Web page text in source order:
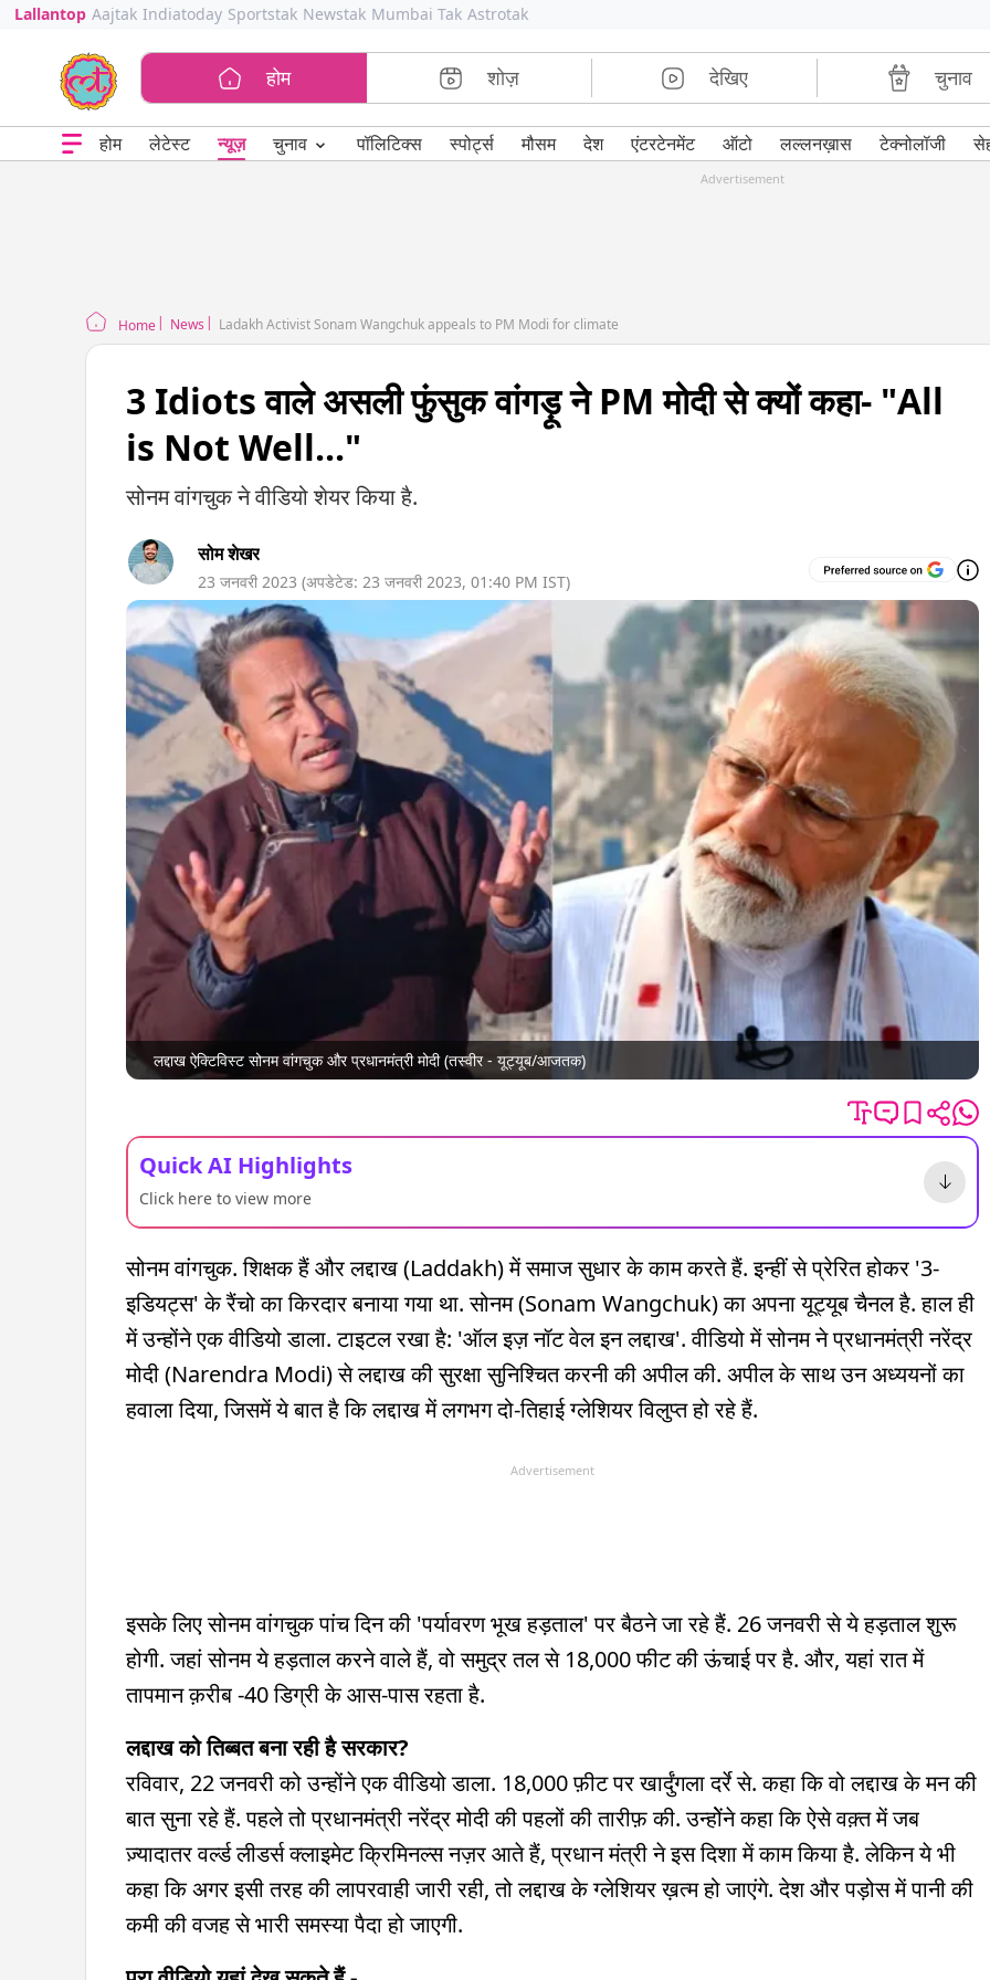
Lallantop Aajtak Indiatoday Sportstak Newstak Mumbai Tak Astrotak
होम शोज़ देखिए चुनाव
होम लेटेस्ट न्यूज़ चुनाव ⌄ पॉलिटिक्स स्पोर्ट्स मौसम देश एंटरटेनमेंट ऑटो लल्लनख़ास टेक्नोलॉजी
Advertisement
Home News Ladakh Activist Sonam Wangchuk appeals to PM Modi for climate
3 Idiots वाले असली फुंसुक वांगड़ू ने PM मोदी से क्यों कहा- "All
is Not Well..."
सोनम वांगचुक ने वीडियो शेयर किया है.
सोम शेखर
23 जनवरी 2023 (अपडेटेड: 23 जनवरी 2023, 01:40 PM IST)
लद्दाख ऐक्टिविस्ट सोनम वांगचुक और प्रधानमंत्री मोदी (तस्वीर - यूट्यूब/आजतक)
Quick AI Highlights
Click here to view more
सोनम वांगचुक. शिक्षक हैं और लद्दाख (Laddakh) में समाज सुधार के काम करते हैं. इन्हीं से प्रेरित होकर '3-
इडियट्स' के रैंचो का किरदार बनाया गया था. सोनम (Sonam Wangchuk) का अपना यूट्यूब चैनल है. हाल ही
में उन्होंने एक वीडियो डाला. टाइटल रखा है: 'ऑल इज़ नॉट वेल इन लद्दाख'. वीडियो में सोनम ने प्रधानमंत्री नरेंद्र
मोदी (Narendra Modi) से लद्दाख की सुरक्षा सुनिश्चित करनी की अपील की. अपील के साथ उन अध्ययनों का
हवाला दिया, जिसमें ये बात है कि लद्दाख में लगभग दो-तिहाई ग्लेशियर विलुप्त हो रहे हैं.
Advertisement
इसके लिए सोनम वांगचुक पांच दिन की 'पर्यावरण भूख हड़ताल' पर बैठने जा रहे हैं. 26 जनवरी से ये हड़ताल शुरू
होगी. जहां सोनम ये हड़ताल करने वाले हैं, वो समुद्र तल से 18,000 फीट की ऊंचाई पर है. और, यहां रात में
तापमान क़रीब -40 डिग्री के आस-पास रहता है.
लद्दाख को तिब्बत बना रही है सरकार?
रविवार, 22 जनवरी को उन्होंने एक वीडियो डाला. 18,000 फ़ीट पर खार्दुंगला दर्रे से. कहा कि वो लद्दाख के मन की
बात सुना रहे हैं. पहले तो प्रधानमंत्री नरेंद्र मोदी की पहलों की तारीफ़ की. उन्होेंने कहा कि ऐसे वक़्त में जब
ज़्यादातर वर्ल्ड लीडर्स क्लाइमेट क्रिमिनल्स नज़र आते हैं, प्रधान मंत्री ने इस दिशा में काम किया है. लेकिन ये भी
कहा कि अगर इसी तरह की लापरवाही जारी रही, तो लद्दाख के ग्लेशियर ख़त्म हो जाएंगे. देश और पड़ोस में पानी की
कमी की वजह से भारी समस्या पैदा हो जाएगी.